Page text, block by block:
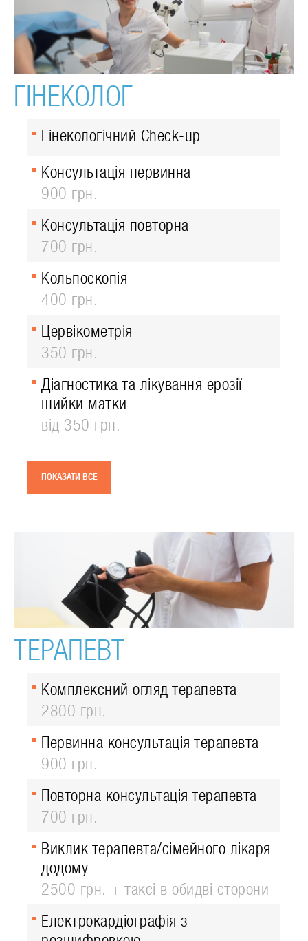
ГІНЕКОЛОГ
Гінекологічний Check-up
Консультація первинна
900 грн.
Консультація повторна
700 грн.
Кольпоскопія
400 грн.
Цервікометрія
350 грн.
Діагностика та лікування ерозії
шийки матки
від 350 грн.
ПОКАЗАТИ ВСЕ
ТЕРАПЕВТ
Комплексний огляд терапевта
2800 грн.
Первинна консультація терапевта
900 грн.
Повторна консультація терапевта
700 грн.
Виклик терапевта/сімейного лікаря
додому
2500 грн. + таксі в обидві сторони
Електрокардіографія з